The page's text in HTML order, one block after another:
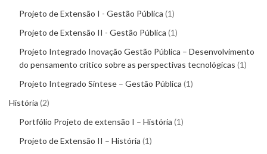
Projeto de Extensão I - Gestão Pública 1
Projeto de Extensão II - Gestão Pública 1
Projeto Integrado Inovação Gestão Pública – Desenvolvimento
do pensamento crítico sobre as perspectivas tecnológicas 1
Projeto Integrado Síntese – Gestão Pública 1
História 2
Portfólio Projeto de extensão I – História 1
Projeto de Extensão II – História 1